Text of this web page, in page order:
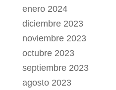
enero 2024
diciembre 2023
noviembre 2023
octubre 2023
septiembre 2023
agosto 2023